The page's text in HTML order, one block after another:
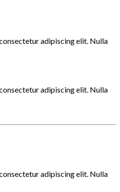
adipiscing elit. Nulla
adipiscing elit. Nulla
adipiscing elit. Nulla